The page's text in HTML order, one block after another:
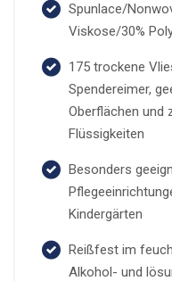
Spunlace/
Viskose/30%
175 trockene
Spendereimer,
Oberflächen und
Flüssigkeiten
Besonders
Kindergärten
Reißfest im
Alkohol- und